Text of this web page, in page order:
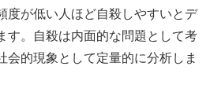
度が低い人ほど自殺しやすいとデ
す。自殺は内面的な問題として考
会的現象として定量的に分析しま